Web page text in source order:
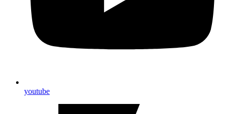
youtube